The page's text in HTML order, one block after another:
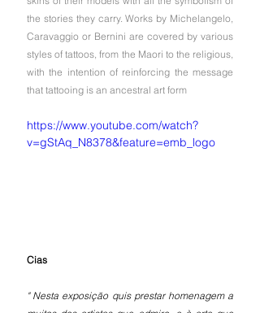
the stories they carry. Works by Michelangelo,
Caravaggio or Bernini are covered by various
styles of tattoos, from the Maori to the religious,
with the intention of reinforcing the message
that tattooing is an ancestral art form
https://www.youtube.com/watch?
v=gStAq_N8378&feature=emb_logo
Cias
" Nesta exposição quis prestar homenagem a